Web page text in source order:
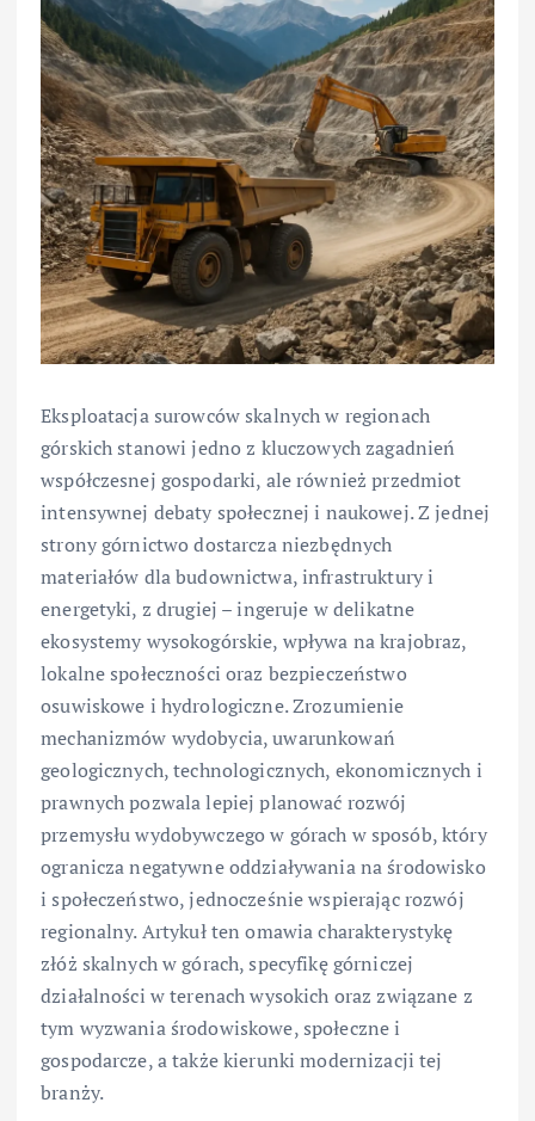
Eksploatacja surowców skalnych w regionach
górskich stanowi jedno z kluczowych zagadnień
współczesnej gospodarki, ale również przedmiot
intensywnej debaty społecznej i naukowej. Z jednej
strony górnictwo dostarcza niezbędnych
materiałów dla budownictwa, infrastruktury i
energetyki, z drugiej – ingeruje w delikatne
ekosystemy wysokogórskie, wpływa na krajobraz,
lokalne społeczności oraz bezpieczeństwo
osuwiskowe i hydrologiczne. Zrozumienie
mechanizmów wydobycia, uwarunkowań
geologicznych, technologicznych, ekonomicznych i
prawnych pozwala lepiej planować rozwój
przemysłu wydobywczego w górach w sposób, który
ogranicza negatywne oddziaływania na środowisko
i społeczeństwo, jednocześnie wspierając rozwój
regionalny. Artykuł ten omawia charakterystykę
złóż skalnych w górach, specyfikę górniczej
działalności w terenach wysokich oraz związane z
tym wyzwania środowiskowe, społeczne i
gospodarcze, a także kierunki modernizacji tej
branży.